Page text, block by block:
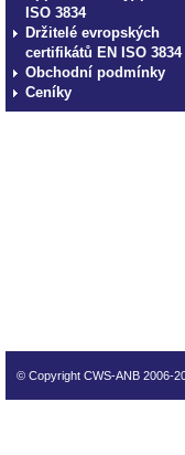
ISO 3834
Držitelé evropských
certifikátů EN ISO 3834
Obchodní podmínky
Ceníky
© Copyright CWS-ANB 2006-